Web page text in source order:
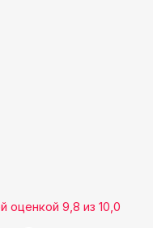
оценкой 9,8 из 10,0